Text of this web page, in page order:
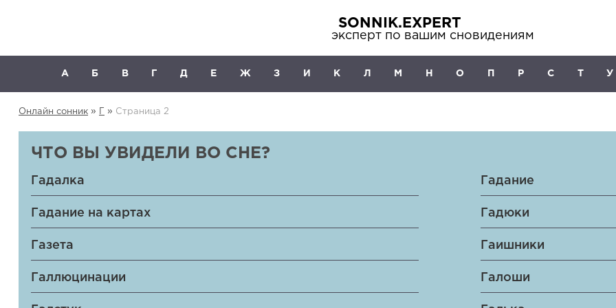
SONNIK.EXPERT
эксперт по вашим сновидениям
А Б В Г Д Е Ж З И К Л М Н О П Р С Т У
Онлайн сонник » » Страница 2
ЧТО ВЫ УВИДЕЛИ ВО СНЕ?
Гадалка Гадание
Гадание на картах Гадюки
Газета Гаишники
Галлюцинации Галоши